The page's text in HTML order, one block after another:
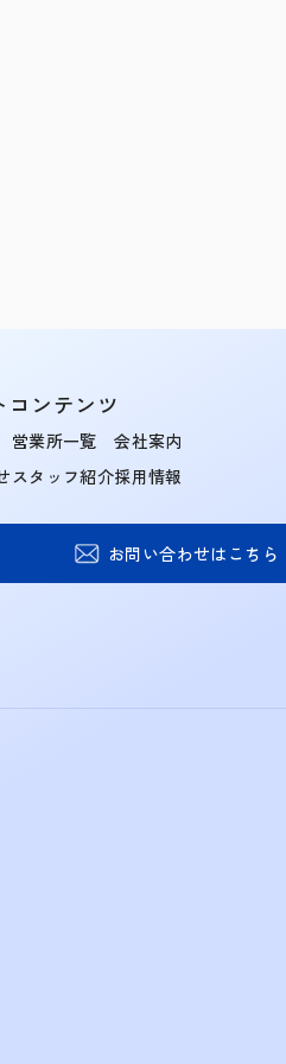
コンテンツ
営業所一覧
スタッフ紹介
会社案内
採用情報
お問い合わせはこちら